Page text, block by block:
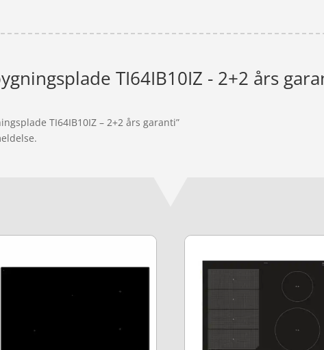
TI64IB10IZ - 2+2 års
TI64IB10IZ – 2+2 års garanti”